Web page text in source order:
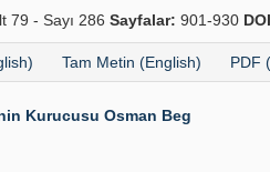
79 - Sayı 286 Sayfalar: 901-930
Tam Metin (English) PDF
Kurucusu Osman Beg